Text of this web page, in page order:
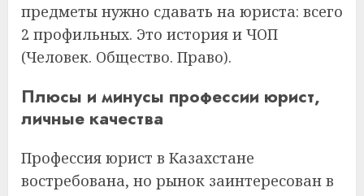
предметы нужно сдавать на юриста: всего
2 профильных. Это история и ЧОП
(Человек. Общество. Право).
Плюсы и минусы профессии юрист,
личные качества
Профессия юрист в Казахстане
востребована, но рынок заинтересован в